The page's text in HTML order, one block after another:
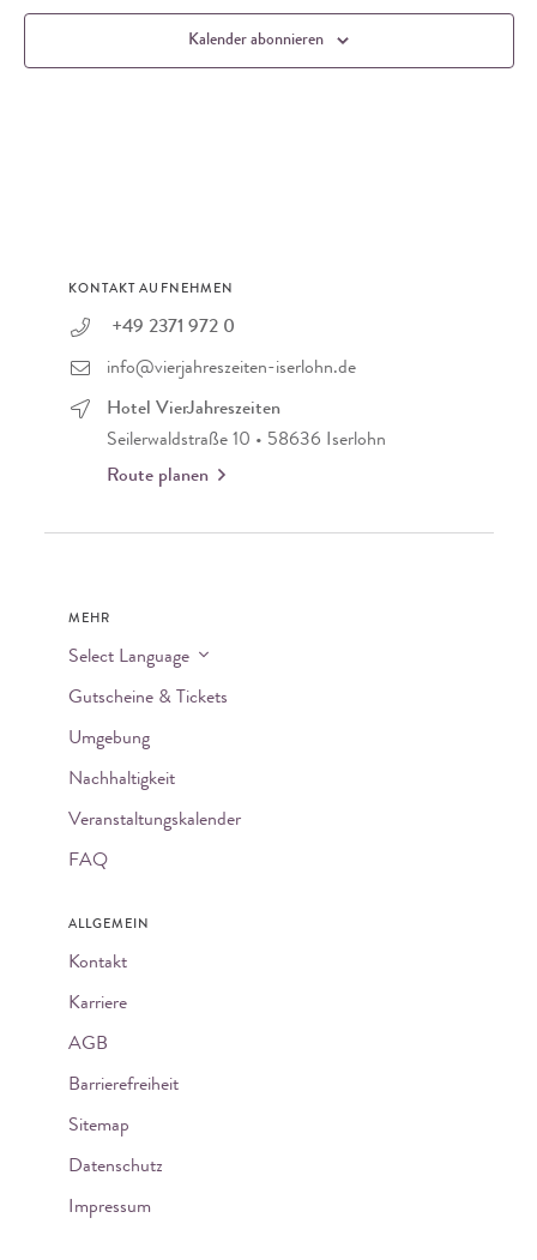
Kalender abonnieren
KONTAKT AUFNEHMEN
+49 2371 972 0
info@vierjahreszeiten-iserlohn.de
Hotel VierJahreszeiten
Seilerwaldstraße 10 • 58636 Iserlohn
Route planen
MEHR
Select Language
Gutscheine & Tickets
Umgebung
Nachhaltigkeit
Veranstaltungskalender
FAQ
ALLGEMEIN
Kontakt
Karriere
AGB
Barrierefreiheit
Sitemap
Datenschutz
Impressum